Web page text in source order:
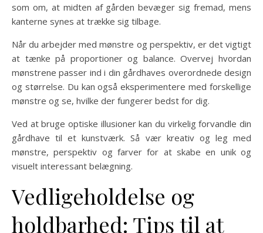
som om, at midten af gården bevæger sig fremad, mens
kanterne synes at trække sig tilbage.
Når du arbejder med mønstre og perspektiv, er det vigtigt
at tænke på proportioner og balance. Overvej hvordan
mønstrene passer ind i din gårdhaves overordnede design
og størrelse. Du kan også eksperimentere med forskellige
mønstre og se, hvilke der fungerer bedst for dig.
Ved at bruge optiske illusioner kan du virkelig forvandle din
gårdhave til et kunstværk. Så vær kreativ og leg med
mønstre, perspektiv og farver for at skabe en unik og
visuelt interessant belægning.
Vedligeholdelse og
holdbarhed: Tips til at